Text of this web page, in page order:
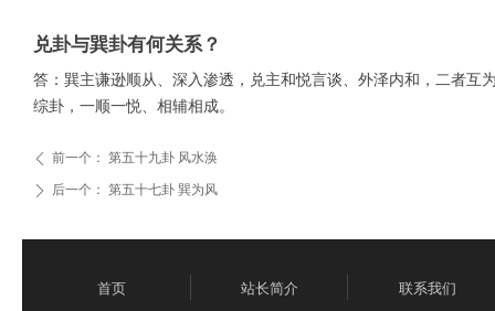
ꄴ 前一个： 第五十九卦 风水涣
ꄲ 后一个： 第五十七卦 巽为风
兑卦与巽卦有何关系？
答：巽主谦逊顺从、深入渗透，兑主和悦言谈、外泽内和，二者互
综卦，一顺一悦、相辅相成。
首页 站长简介 联系我们